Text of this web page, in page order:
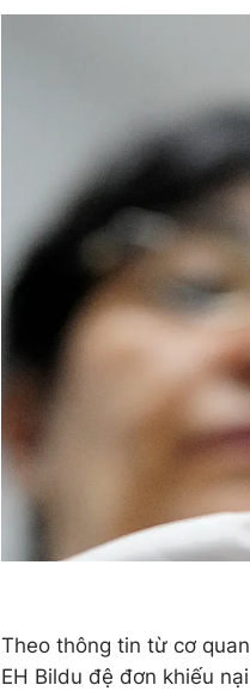
Theo thông tin từ cơ
EH Bildu đệ đơn khiếu